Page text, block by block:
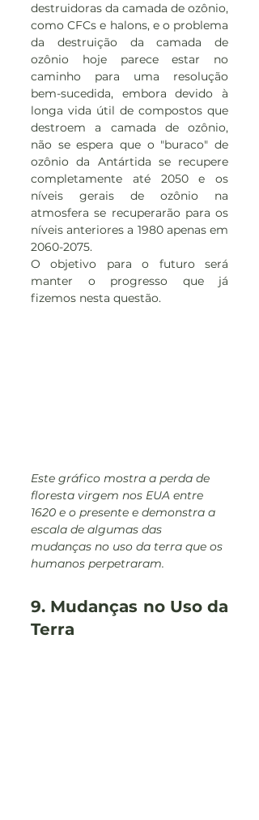
destruidoras da camada de ozônio,
como CFCs e halons, e o problema
da destruição da camada de
ozônio hoje parece estar no
caminho para uma resolução
bem-sucedida, embora devido à
longa vida útil de compostos que
destroem a camada de ozônio,
não se espera que o "buraco" de
ozônio da Antártida se recupere
completamente até 2050 e os
níveis gerais de ozônio na
atmosfera se recuperarão para os
níveis anteriores a 1980 apenas em
2060-2075.
O objetivo para o futuro será
manter o progresso que já
fizemos nesta questão.
Este gráfico mostra a perda de
floresta virgem nos EUA entre
1620 e o presente e demonstra a
escala de algumas das
mudanças no uso da terra que os
humanos perpetraram.
9. Mudanças no Uso da
Terra